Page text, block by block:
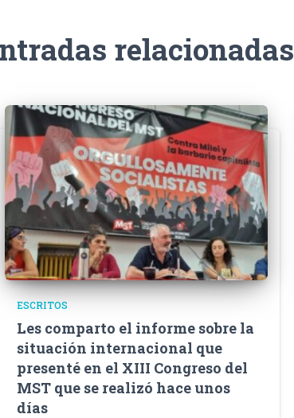
relacionadas
ESCRITOS
Les comparto el informe sobre la
situación internacional que
presenté en el XIII Congreso del
MST que se realizó hace unos
días